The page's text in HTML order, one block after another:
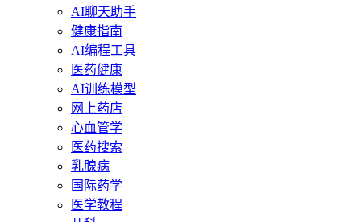
AI聊天助手
健康指南
AI编程工具
医药健康
AI训练模型
网上药店
心血管学
医药搜索
乳腺病
国际药学
医学教程